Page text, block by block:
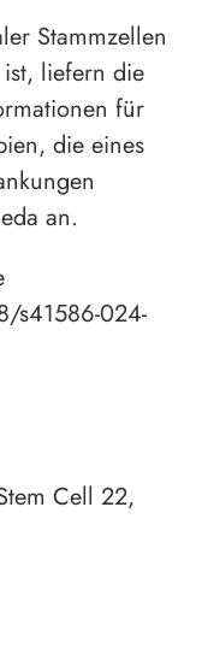
Stammzellen
liefern die
für
die eines
an.
s41586-024-
Cell 22,